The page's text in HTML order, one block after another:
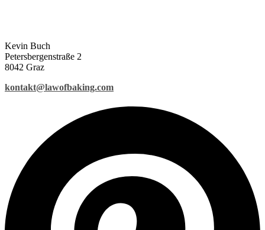
Kevin Buch
Petersbergenstraße 2
8042 Graz
kontakt@lawofbaking.com